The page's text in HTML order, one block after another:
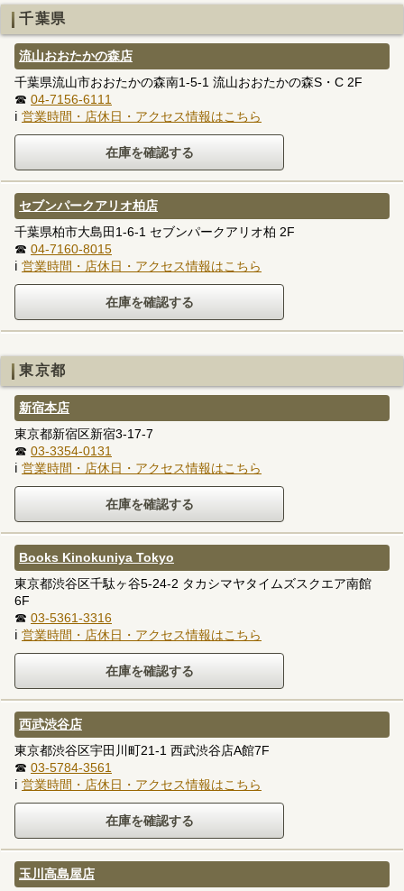
千葉県
流山おおたかの森店
千葉県流山市おおたかの森南1-5-1 流山おおたかの森S・C 2F
☎ 04-7156-6111
ℹ 営業時間・店休日・アクセス情報はこちら
セブンパークアリオ柏店
千葉県柏市大島田1-6-1 セブンパークアリオ柏 2F
☎ 04-7160-8015
ℹ 営業時間・店休日・アクセス情報はこちら
東京都
新宿本店
東京都新宿区新宿3-17-7
☎ 03-3354-0131
ℹ 営業時間・店休日・アクセス情報はこちら
Books Kinokuniya Tokyo
東京都渋谷区千駄ヶ谷5-24-2 タカシマヤタイムズスクエア南館
6F
☎ 03-5361-3316
ℹ 営業時間・店休日・アクセス情報はこちら
西武渋谷店
東京都渋谷区宇田川町21-1 西武渋谷店A館7F
☎ 03-5784-3561
ℹ 営業時間・店休日・アクセス情報はこちら
玉川高島屋店